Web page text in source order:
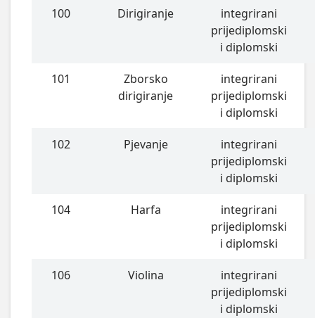
100 Dirigiranje
integrirani
prijediplomski
i diplomski
101
Zborsko
dirigiranje
integrirani
prijediplomski
i diplomski
102 Pjevanje
integrirani
prijediplomski
i diplomski
104 Harfa
integrirani
prijediplomski
i diplomski
106 Violina
integrirani
prijediplomski
i diplomski